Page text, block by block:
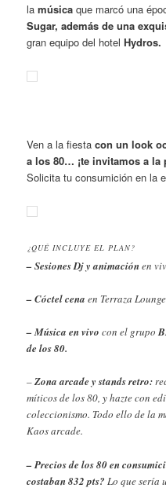
lamúsica que marcó una
Sugar, además de una
gran equipo del hotel Hydros.
Ven a la fiesta con un look
a los 80… ¡te invitamos a
Solicita tu consumición en la
¿QUÉ INCLUYE EL PLAN?
–Sesiones Dj y animaciónen
– Cóctel cena en Terraza
– Música en vivocon el grupo
de los 80.
–Zona arcade y stands retro:
míticos de los 80, y hazte con
coleccionismo. Todo ello de la
Kaos arcade.
– Precios de los 80 en
costaban 832 pts? Lo que sería